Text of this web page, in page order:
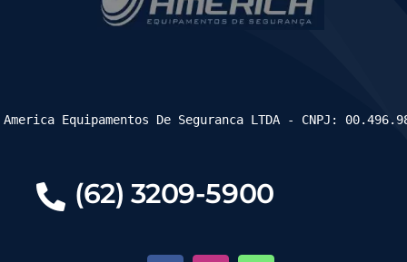
(62) 3209-5900
Equipamentos De Seguranca LTDA - CNPJ: